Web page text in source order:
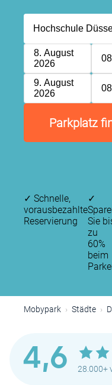
8. August
2026
9. August
2026
Parkplatz
✓ Schnelle,
vorausbezahlte
Reservierung
✓
Sie
zu
60%
beim
Mobypark Städte
4,6 28.000+